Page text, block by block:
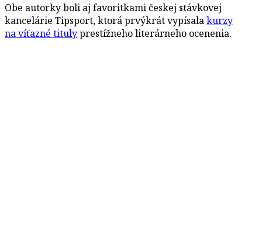
Obe autorky boli aj favoritkami českej stávkovej
kancelárie Tipsport, ktorá prvýkrát vypísalakurzy
na víťazné titulyprestížneho literárneho ocenenia.